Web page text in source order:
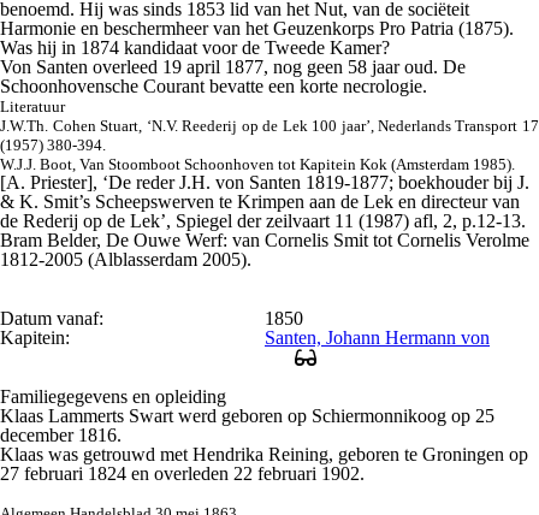
benoemd. Hij was sinds 1853 lid van het Nut, van de sociëteit
Harmonie en beschermheer van het Geuzenkorps Pro Patria (1875).
Was hij in 1874 kandidaat voor de Tweede Kamer?
Von Santen overleed 19 april 1877, nog geen 58 jaar oud. De
Schoonhovensche Courant bevatte een korte necrologie.
Literatuur
J.W.Th. Cohen Stuart, ‘N.V. Reederij op de Lek 100 jaar’, Nederlands Transport 17
(1957) 380-394.
W.J.J. Boot, Van Stoomboot Schoonhoven tot Kapitein Kok (Amsterdam 1985).
[A. Priester], ‘De reder J.H. von Santen 1819-1877; boekhouder bij J.
& K. Smit’s Scheepswerven te Krimpen aan de Lek en directeur van
de Rederij op de Lek’, Spiegel der zeilvaart 11 (1987) afl, 2, p.12-13.
Bram Belder, De Ouwe Werf: van Cornelis Smit tot Cornelis Verolme
1812-2005 (Alblasserdam 2005).
Datum vanaf:
1850
Kapitein:
Santen, Johann Hermann von
Familiegegevens en opleiding
Klaas Lammerts Swart werd geboren op Schiermonnikoog op 25
december 1816.
Klaas was getrouwd met Hendrika Reining, geboren te Groningen op
27 februari 1824 en overleden 22 februari 1902.